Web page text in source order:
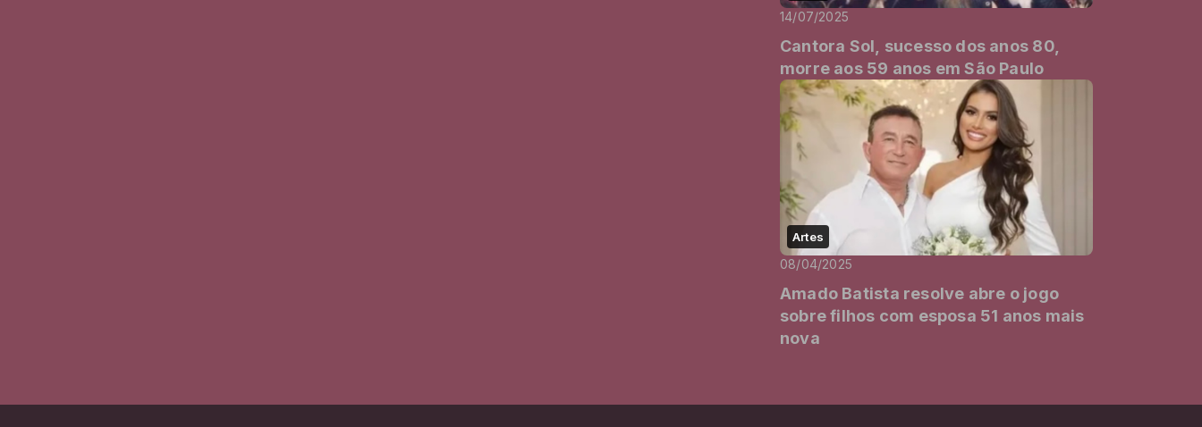
14/07/2025
Cantora Sol, sucesso dos anos 80,
morre aos 59 anos em São Paulo
Artes
08/04/2025
Amado Batista resolve abre o jogo
sobre filhos com esposa 51 anos mais
nova